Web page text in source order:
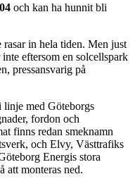
och kan ha hunnit bli
in hela tiden. Men just
eftersom en solcellspark
pressansvarig på
linje med Göteborgs
fordon och
finns redan smeknamn
och Elvy, Västtrafiks
Energis stora
att monteras ned.